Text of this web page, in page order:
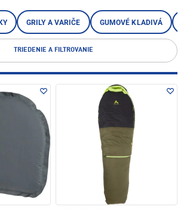
GRILY A VARIČE GUMOVÉ KLADIVÁ
TRIEDENIE A FILTROVANIE